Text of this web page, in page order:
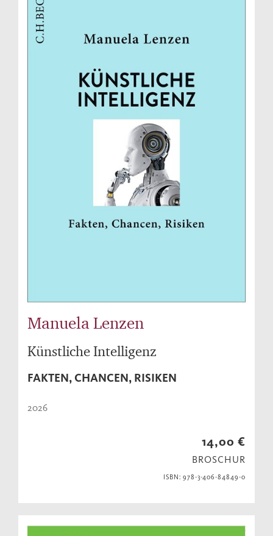
Manuela Lenzen
Künstliche Intelligenz
FAKTEN, CHANCEN, RISIKEN
2026
14,00 €
BROSCHUR
ISBN: 978-3-406-84849-0